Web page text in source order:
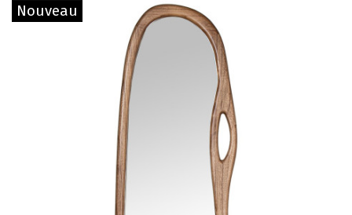
Nouveau